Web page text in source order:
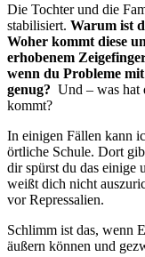
Die Tochter und die
stabilisiert. Warum ist
Woher kommt diese
erhobenem
wenn du Probleme
genug? Und – was hat
kommt?
In einigen Fällen kann
örtliche Schule. Dort
dir spürst du das einige
weißt dich nicht
vor Repressalien.
Schlimm ist das, wenn
äußern können und